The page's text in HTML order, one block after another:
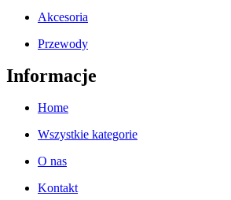
Akcesoria
Przewody
Informacje
Home
Wszystkie kategorie
O nas
Kontakt